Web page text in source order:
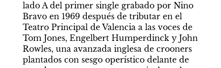
lado A del primer single grabado por Nino
Bravo en 1969 después de tributar en el
Teatro Principal de Valencia a las voces de
Tom Jones, Engelbert Humperdinck y John
Rowles, una avanzada inglesa de crooners
plantados con sesgo operístico delante de